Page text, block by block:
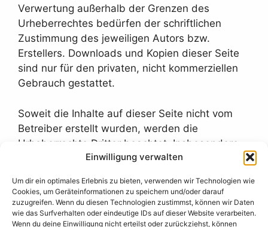
Einwilligung verwalten
Um dir ein optimales Erlebnis zu bieten, verwenden wir Technologien wie
Cookies, um Geräteinformationen zu speichern und/oder darauf
zuzugreifen. Wenn du diesen Technologien zustimmst, können wir Daten
wie das Surfverhalten oder eindeutige IDs auf dieser Website verarbeiten.
Wenn du deine Einwilligung nicht erteilst oder zurückziehst, können
Verwertung außerhalb der Grenzen des
Urheberrechtes bedürfen der schriftlichen
Zustimmung des jeweiligen Autors bzw.
Erstellers. Downloads und Kopien dieser Seite
sind nur für den privaten, nicht kommerziellen
Gebrauch gestattet.
Soweit die Inhalte auf dieser Seite nicht vom
Betreiber erstellt wurden, werden die
Urheberrechte Dritter beachtet. Insbesondere
werden Inhalte Dritter als solche
Urheberrechtsverletzung aufmerksam werden,
bitten wir um einen entsprechenden Hinweis.
Bei Bekanntwerden von Rechtsverletzungen